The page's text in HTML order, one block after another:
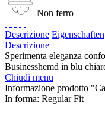
Non ferro
Descrizione Eigenschaften
Descrizione
Sperimenta eleganza
Businesshemd in blu
Chiudi menu
Informazione prodotto
In forma: Regular Fit